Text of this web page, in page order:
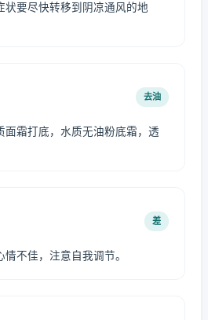
状要尽快转移到阴凉通风的地
去油
面霜打底，水质无油粉底霜，透
差
不佳，注意自我调节。